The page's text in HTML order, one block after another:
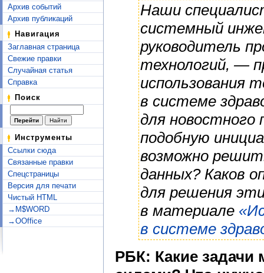
Архив событий
Архив публикаций
Навигация
Заглавная страница
Свежие правки
Случайная статья
Справка
Поиск
Инструменты
Ссылки сюда
Связанные правки
Спецстраницы
Версия для печати
Чистый HTML
→M$WORD
→OOffice
Наши
системный
руководитель
технологий, —
использования
в системе
для
подобную
возможно
данных? Каков
для решения
в материале
в системе
РБК: Какие